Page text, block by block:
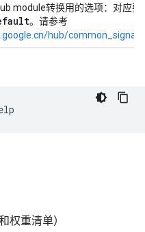
module转换用的选项：对应要
。请参考
hub/
权重清单）